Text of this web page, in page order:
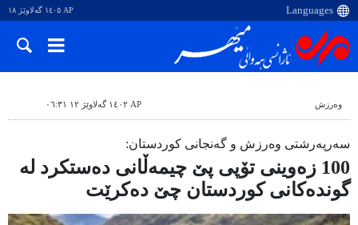
AP ١٤٠٥ گەلاوێژ ١٨
وه‌رزش AP ١٤٠٢ گەلاوێژ ١٢ ٠٦:٣١
سەرپەرشتی وەرزش و گەنجانی کوردستان:
100 زەوینی تۆپی پێ چیمەڵانی دەستکرد لە
گوندەکانی کوردستان چێ دەکرێت